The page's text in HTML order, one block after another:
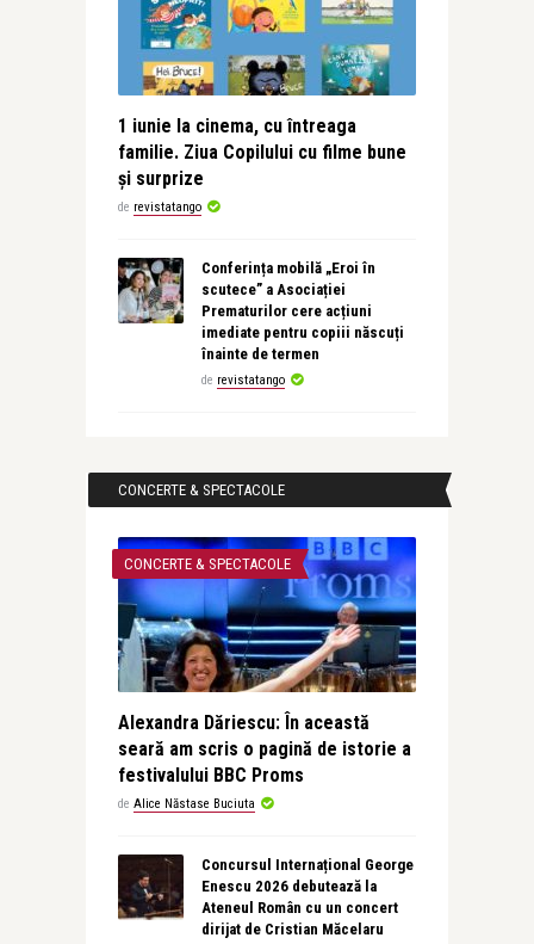
1 iunie la cinema, cu întreaga
familie. Ziua Copilului cu filme bune
și surprize
de revistatango
Conferința mobilă „Eroi în
scutece” a Asociației
Prematurilor cere acțiuni
imediate pentru copiii născuți
înainte de termen
de revistatango
CONCERTE & SPECTACOLE
CONCERTE & SPECTACOLE
Alexandra Dăriescu: În această
seară am scris o pagină de istorie a
festivalului BBC Proms
de Alice Năstase Buciuta
Concursul Internațional George
Enescu 2026 debutează la
Ateneul Român cu un concert
dirijat de Cristian Măcelaru